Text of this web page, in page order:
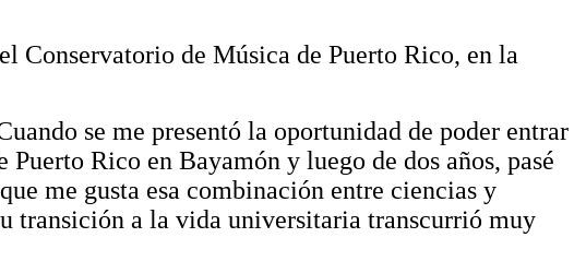
Conservatorio de Música de Puerto Rico, en la
se me presentó la oportunidad de poder entrar
Puerto Rico en Bayamón y luego de dos años, pasé
me gusta esa combinación entre ciencias y
transición a la vida universitaria transcurrió muy